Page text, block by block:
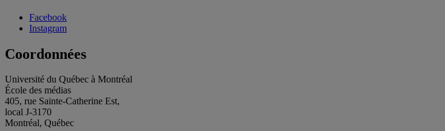
Facebook
Instagram
Coordonnées
Université du Québec à Montréal
École des médias
405, rue Sainte-Catherine Est,
local J-3170
Montréal, Québec